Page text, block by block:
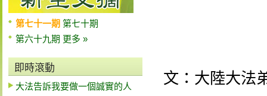
第七十一期 第七十期
第六十九期 更多 »
即時滾動
大法告訴我要做一個誠實的人
文：大陸大法